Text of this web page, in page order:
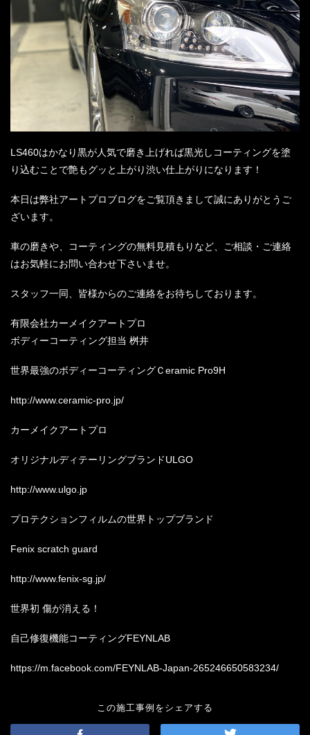
LS460はかなり黒が人気で磨き上げれば黒光しコーティングを塗
り込むことで艶もグッと上がり渋い仕上がりになります！
本日は弊社アートプロブログをご覧頂きまして誠にありがとうご
ざいます。
車の磨きや、コーティングの無料見積もりなど、ご相談・ご連絡
はお気軽にお問い合わせ下さいませ。
スタッフ一同、皆様からのご連絡をお待ちしております。
有限会社カーメイクアートプロ
ボディーコーティング担当 桝井
世界最強のボディーコーティングＣeramic Pro9H
http://www.ceramic-pro.jp/
カーメイクアートプロ
オリジナルディテーリングブランドULGO
http://www.ulgo.jp
プロテクションフィルムの世界トップブランド
Fenix scratch guard
http://www.fenix-sg.jp/
世界初 傷が消える！
自己修復機能コーティングFEYNLAB
https://m.facebook.com/FEYNLAB-Japan-265246650583234/
この施工事例をシェアする